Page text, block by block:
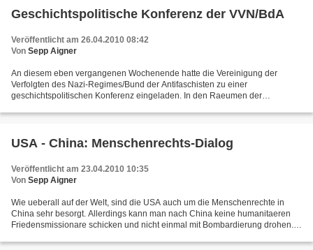
Geschichtspolitische Konferenz der VVN/BdA
Veröffentlicht am 26.04.2010 08:42
Von Sepp Aigner
An diesem eben vergangenen Wochenende hatte die Vereinigung der
Verfolgten des Nazi-Regimes/Bund der Antifaschisten zu einer
geschichtspolitischen Konferenz eingeladen. In den Raeumen der
USA - China: Menschenrechts-Dialog
Veröffentlicht am 23.04.2010 10:35
Von Sepp Aigner
Wie ueberall auf der Welt, sind die USA auch um die Menschenrechte in
China sehr besorgt. Allerdings kann man nach China keine humanitaeren
Friedensmissionare schicken und nicht einmal mit Bombardierung drohen.